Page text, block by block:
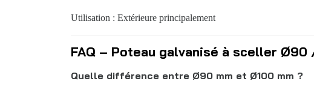
Utilisation : Extérieure principalement
FAQ – Poteau galvanisé à sceller Ø90
Quelle différence entre Ø90 mm et Ø100 mm ?